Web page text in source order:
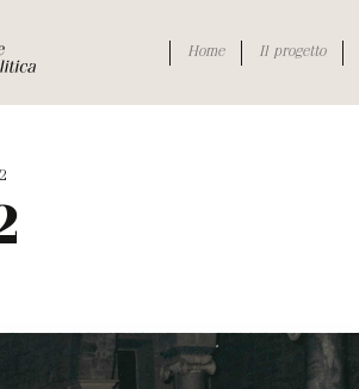
Home Il progetto